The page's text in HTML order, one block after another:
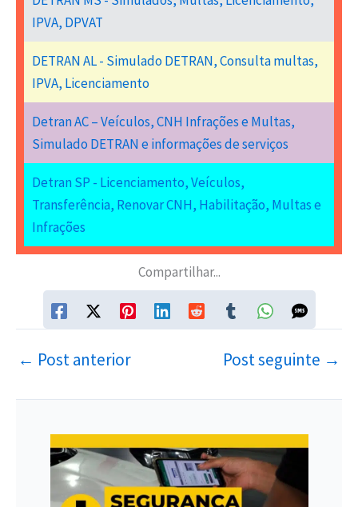
IPVA, DPVAT
DETRAN AL - Simulado DETRAN, Consulta multas,
IPVA, Licenciamento
Detran AC – Veículos, CNH Infrações e Multas,
Simulado DETRAN e informações de serviços
Detran SP - Licenciamento, Veículos,
Transferência, Renovar CNH, Habilitação, Multas e
Infrações
Compartilhar...
← Post anterior Post seguinte →